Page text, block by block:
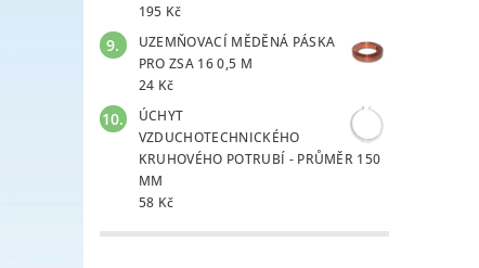
195 Kč
UZEMŇOVACÍ MĚDĚNÁ PÁSKA
PRO ZSA 16 0,5 M
24 Kč
ÚCHYT
VZDUCHOTECHNICKÉHO
KRUHOVÉHO POTRUBÍ - PRŮMĚR 150
MM
58 Kč